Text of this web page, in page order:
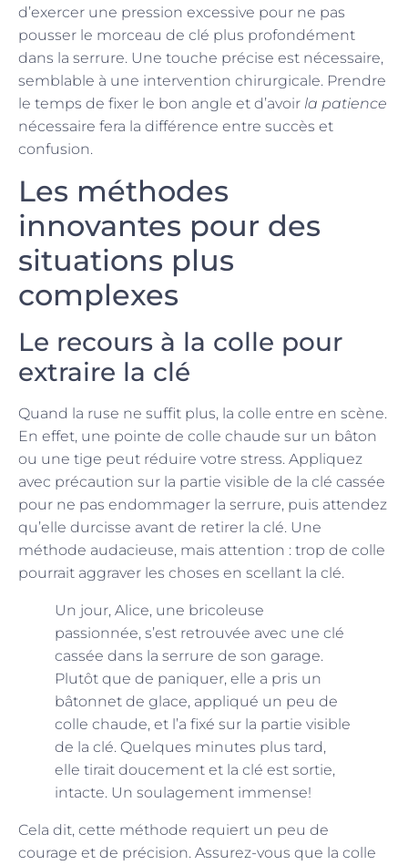
d’exercer une pression excessive pour ne pas
pousser le morceau de clé plus profondément
dans la serrure. Une touche précise est nécessaire,
semblable à une intervention chirurgicale. Prendre
le temps de fixer le bon angle et d’avoir la patience
nécessaire fera la différence entre succès et
confusion.
Les méthodes
innovantes pour des
situations plus
complexes
Le recours à la colle pour
extraire la clé
Quand la ruse ne suffit plus, la colle entre en scène.
En effet, une pointe de colle chaude sur un bâton
ou une tige peut réduire votre stress. Appliquez
avec précaution sur la partie visible de la clé cassée
pour ne pas endommager la serrure, puis attendez
qu’elle durcisse avant de retirer la clé. Une
méthode audacieuse, mais attention : trop de colle
pourrait aggraver les choses en scellant la clé.
Un jour, Alice, une bricoleuse
passionnée, s’est retrouvée avec une clé
cassée dans la serrure de son garage.
Plutôt que de paniquer, elle a pris un
bâtonnet de glace, appliqué un peu de
colle chaude, et l’a fixé sur la partie visible
de la clé. Quelques minutes plus tard,
elle tirait doucement et la clé est sortie,
intacte. Un soulagement immense!
Cela dit, cette méthode requiert un peu de
courage et de précision. Assurez-vous que la colle